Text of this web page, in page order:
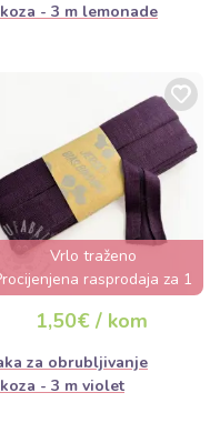
- 3 m lemonade
Vrlo traženo
rasprodaja za 1
dan
1,50€ / kom
za obrubljivanje
- 3 m violet